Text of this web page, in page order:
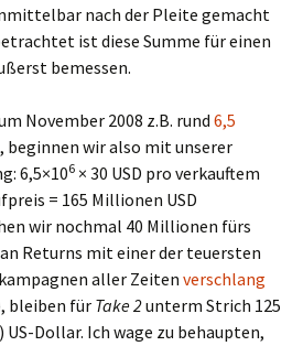
nach der Pleite gemacht
ist diese Summe für einen
bemessen.
November 2008 z.B. rund 6,5
, beginnen wir also mit unserer
6,5×106 × 30 USD pro verkauftem
= 165 Millionen USD
wir nochmal 40 Millionen fürs
Returns mit einer der teuersten
aller Zeiten verschlang
bleiben fürTake 2unterm Strich 125
US-Dollar. Ich wage zu behaupten,